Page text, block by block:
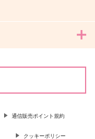
通信販売ポイント規約
クッキーポリシー